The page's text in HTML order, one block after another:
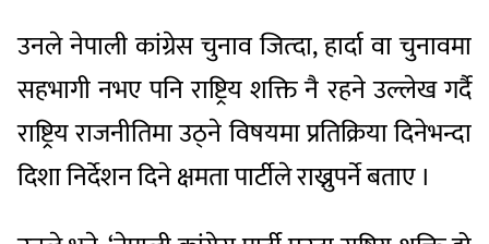
उनले नेपाली कांग्रेस चुनाव जित्दा, हार्दा वा चुनावमा
सहभागी नभए पनि राष्ट्रिय शक्ति नै रहने उल्लेख गर्दै
राष्ट्रिय राजनीतिमा उठ्ने विषयमा प्रतिक्रिया दिनेभन्दा
दिशा निर्देशन दिने क्षमता पार्टीले राख्नुपर्ने बताए ।